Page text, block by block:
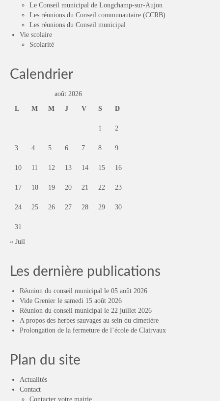
Le Conseil municipal de Longchamp-sur-Aujon
Les réunions du Conseil communautaire (CCRB)
Les réunions du Conseil municipal
Vie scolaire
Scolarité
Calendrier
août 2026
L
M M J V S D
1 2
3 4 5 6 7 8 9
10 11 12 13 14 15 16
17 18 19 20 21 22 23
24 25 26 27 28 29 30
31
« Juil
Les dernière publications
Réunion du conseil municipal le 05 août 2026
Vide Grenier le samedi 15 août 2026
Réunion du conseil municipal le 22 juillet 2026
A propos des herbes sauvages au sein du cimetière
Prolongation de la fermeture de l’école de Clairvaux
Plan du site
Actualités
Contact
Contacter votre mairie